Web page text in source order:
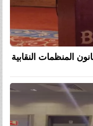
المنظمات النقابية